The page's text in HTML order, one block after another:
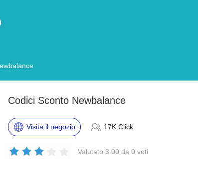
Codici Sconto Newbalance
Visita il negozio 17K Click
Valutato 3.00 da 0 voti